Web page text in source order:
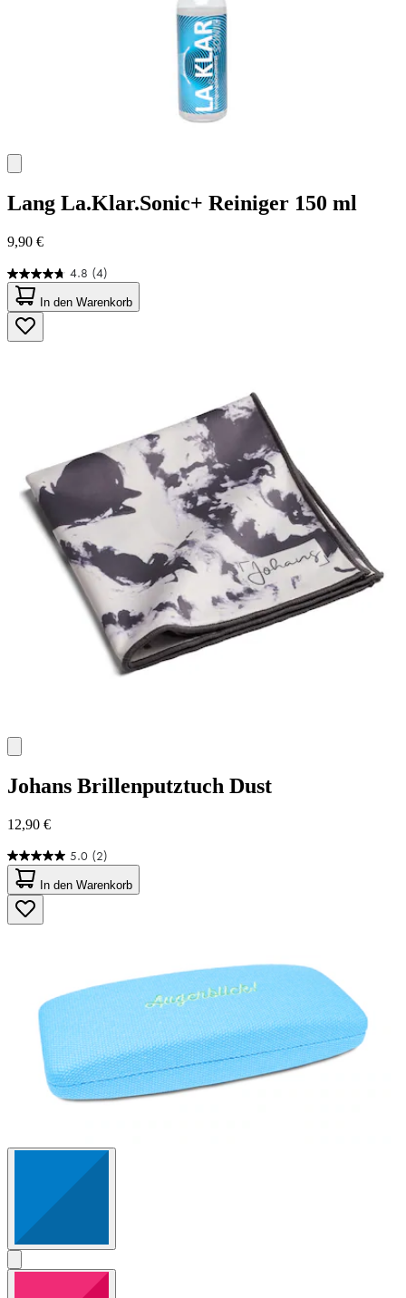
Lang La.Klar.Sonic+ Reiniger 150 ml
9,90 €
4.8 (4)
4.8
von
5
Sternen.
4
In den Warenkorb
Johans Brillenputztuch Dust
12,90 €
5.0 (2)
5.0
von
5
Sternen.
2
In den Warenkorb